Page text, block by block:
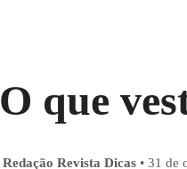
O que
Redação Revista Dicas • 31 de